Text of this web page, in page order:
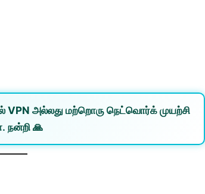
VPN அல்லது மற்றொரு நெட்வொர்க் முயற்சி
நன்றி 🙏